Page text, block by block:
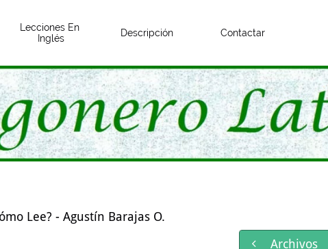
Lecciones En
Inglés
Descripción Contactar
Archivos

Lee? - Agustín Barajas O.